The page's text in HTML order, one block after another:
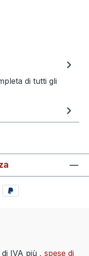
di tutti gli
IVA più , spese di